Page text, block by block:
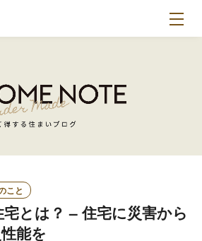
こと
とは？ – 住宅に災害から
能を